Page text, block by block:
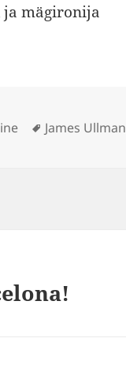
ja mägironija
Sildid
James Ullman